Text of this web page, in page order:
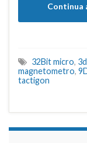
Continua
32Bit micro,
magnetometro,
tactigon